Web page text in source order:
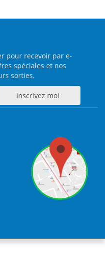
pour recevoir par e-
spéciales et nos
sorties.